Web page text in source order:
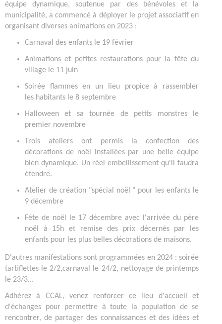
équipe dynamique, soutenue par des bénévoles et la
municipalité, a commencé à déployer le projet associatif en
organisant diverses animations en 2023 :
Carnaval des enfants le 19 février
Animations et petites restaurations pour la fête du
village le 11 juin
Soirée flammes en un lieu propice à rassembler
les habitants le 8 septembre
Halloween et sa tournée de petits monstres le
premier novembre
Trois ateliers ont permis la confection des
décorations de noël installées par une belle équipe
bien dynamique. Un réel embellissement qu'il faudra
étendre.
Atelier de création "spécial noël " pour les enfants le
9 décembre
Fête de noël le 17 décembre avec l'arrivée du père
noël à 15h et remise des prix décernés par les
enfants pour les plus belles décorations de maisons.
D'autres manifestations sont programmées en 2024 : soirée
tartiflettes le 2/2,carnaval le 24/2, nettoyage de printemps
le 23/3...
Adhérez à CCAL, venez renforcer ce lieu d'accueil et
d'échanges pour permettre à toute la population de se
rencontrer, de partager des connaissances et des idées et